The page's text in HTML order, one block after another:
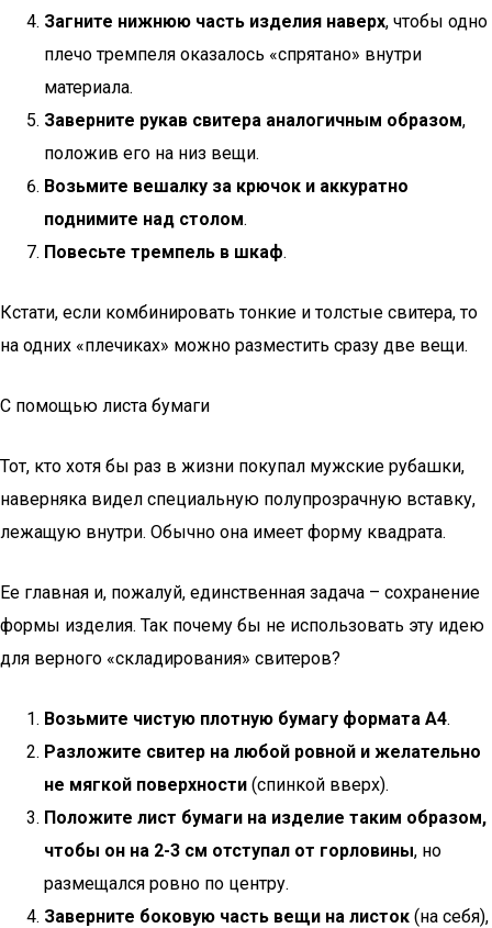
Загните нижнюю часть изделия наверх, чтобы одно
плечо тремпеля оказалось «спрятано» внутри
материала.
Заверните рукав свитера аналогичным образом,
положив его на низ вещи.
Возьмите вешалку за крючок и аккуратно
поднимите над столом.
Повесьте тремпель в шкаф.
Кстати, если комбинировать тонкие и толстые свитера, то
на одних «плечиках» можно разместить сразу две вещи.
С помощью листа бумаги
Тот, кто хотя бы раз в жизни покупал мужские рубашки,
наверняка видел специальную полупрозрачную вставку,
лежащую внутри. Обычно она имеет форму квадрата.
Ее главная и, пожалуй, единственная задача – сохранение
формы изделия. Так почему бы не использовать эту идею
для верного «складирования» свитеров?
Возьмите чистую плотную бумагу формата А4.
Разложите свитер на любой ровной и желательно
не мягкой поверхности (спинкой вверх).
Положите лист бумаги на изделие таким образом,
чтобы он на 2-3 см отступал от горловины, но
размещался ровно по центру.
Заверните боковую часть вещи на листок (на себя),